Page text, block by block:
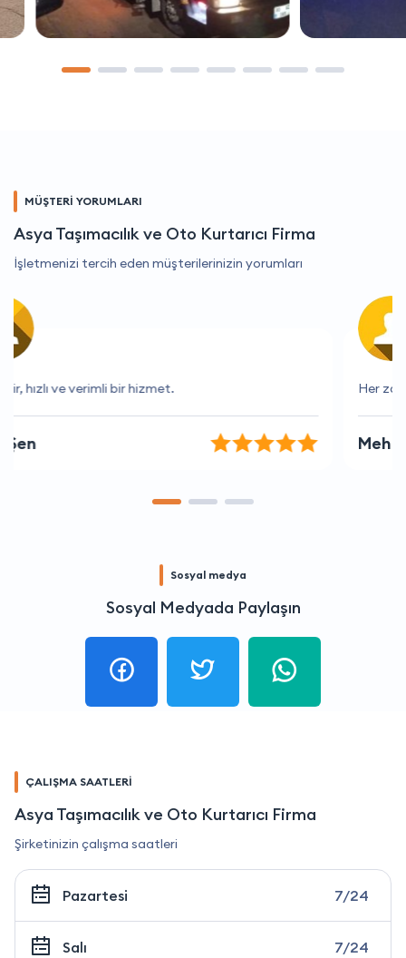
MÜŞTERİ YORUMLARI
Asya Taşımacılık ve Oto Kurtarıcı Firma
İşletmenizi tercih eden müşterilerinizin yorumları
Her zaman güvenilir ve kaliteli hizmet veriyorlar.
Mehmet Tekin
Sosyal medya
Sosyal Medyada Paylaşın
ÇALIŞMA SAATLERİ
Asya Taşımacılık ve Oto Kurtarıcı Firma
Şirketinizin çalışma saatleri
Pazartesi 7/24
Salı 7/24